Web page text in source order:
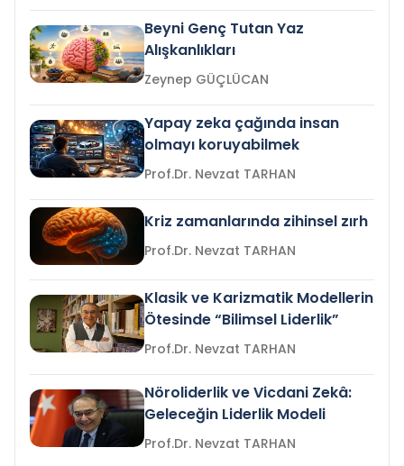
Beyni Genç Tutan Yaz
Alışkanlıkları
Zeynep GÜÇLÜCAN
Yapay zeka çağında insan
olmayı koruyabilmek
Prof.Dr. Nevzat TARHAN
Kriz zamanlarında zihinsel zırh
Prof.Dr. Nevzat TARHAN
Klasik ve Karizmatik Modellerin
Ötesinde “Bilimsel Liderlik”
Prof.Dr. Nevzat TARHAN
Nöroliderlik ve Vicdani Zekâ:
Geleceğin Liderlik Modeli
Prof.Dr. Nevzat TARHAN